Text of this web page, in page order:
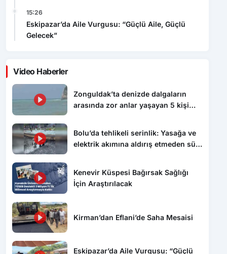
15:26
Eskipazar’da Aile Vurgusu: “Güçlü Aile, Güçlü
Gelecek”
Video Haberler
Zonguldak’ta denizde dalgaların
arasında zor anlar yaşayan 5 kişi
Bolu’da tehlikeli serinlik: Yasağa ve
elektrik akımına aldırış etmeden süs
Kenevir Küspesi Bağırsak Sağlığı
İçin Araştırılacak
Kirman’dan Eflani’de Saha Mesaisi
Eskipazar’da Aile Vurgusu: “Güçlü